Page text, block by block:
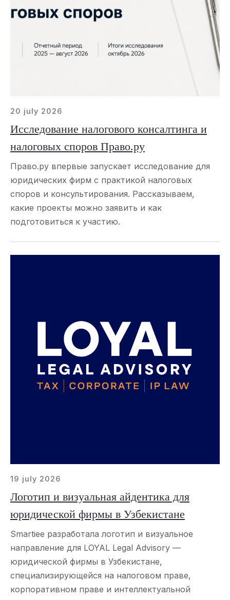
20 july 2026
Исследование налогового консалтинга и
налоговых споров Право.ру
Право.ру впервые запускает исследование для
юридических фирм с практикой налоговых
споров и консультирования. Рассказываем,
какие проекты можно заявить и как
подготовиться к участию.
19 july 2026
Логотип и визуальная айдентика для
юридической фирмы в Узбекистане
Smartiee разработала логотип и визуальное
направление для LOYAL Legal Advisory —
юридической фирмы в Узбекистане,
специализирующейся на налоговом праве,
корпоративном праве и интеллектуальной